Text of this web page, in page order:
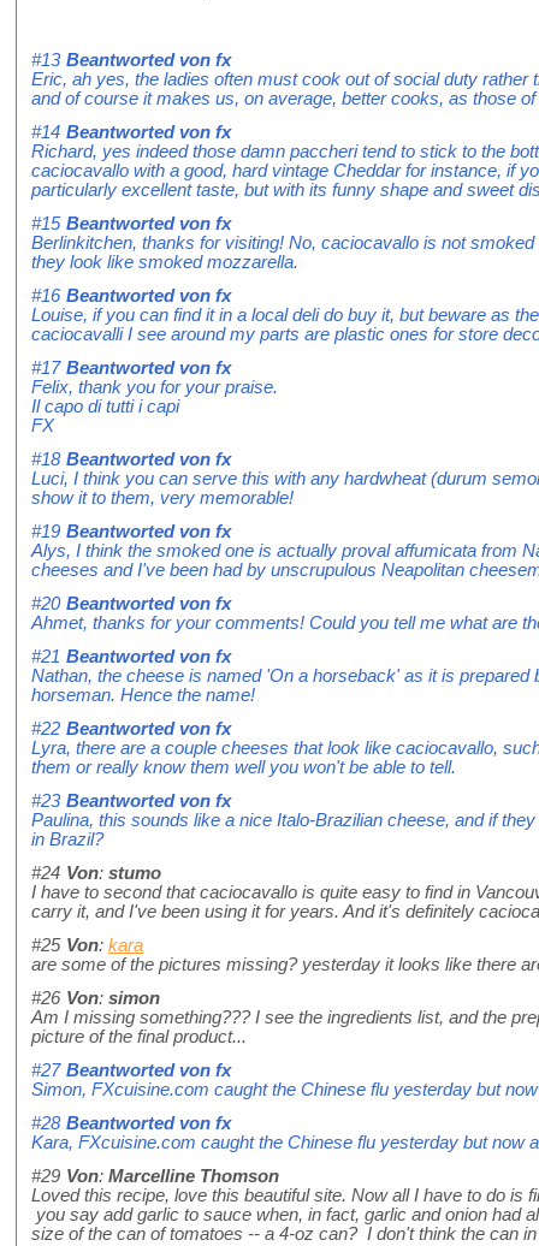
#13 Beantworted von fx
Eric, ah yes, the ladies often must cook out of social duty
and of course it makes us, on average, better cooks, as those
#14 Beantworted von fx
Richard, yes indeed those damn paccheri tend to stick to the
caciocavallo with a good, hard vintage Cheddar for instance, if
particularly excellent taste, but with its funny shape and sweet
#15 Beantworted von fx
Berlinkitchen, thanks for visiting! No, caciocavallo is not
they look like smoked mozzarella.
#16 Beantworted von fx
Louise, if you can find it in a local deli do buy it, but beware as
caciocavalli I see around my parts are plastic ones for store
#17 Beantworted von fx
Felix, thank you for your praise.
Il capo di tutti i capi
FX
#18 Beantworted von fx
Luci, I think you can serve this with any hardwheat (durum
show it to them, very memorable!
#19 Beantworted von fx
Alys, I think the smoked one is actually proval affumicata from
cheeses and I've been had by unscrupulous Neapolitan
#20 Beantworted von fx
Ahmet, thanks for your comments! Could you tell me what are
#21 Beantworted von fx
Nathan, the cheese is named 'On a horseback' as it is
horseman. Hence the name!
#22 Beantworted von fx
Lyra, there are a couple cheeses that look like caciocavallo,
them or really know them well you won't be able to tell.
#23 Beantworted von fx
Paulina, this sounds like a nice Italo-Brazilian cheese, and if
in Brazil?
#24 Von: stumo
I have to second that caciocavallo is quite easy to find in
carry it, and I've been using it for years. And it's definitely
#25 Von: kara
are some of the pictures missing? yesterday it looks like there
#26 Von: simon
Am I missing something??? I see the ingredients list, and the
picture of the final product...
#27 Beantworted von fx
Simon, FXcuisine.com caught the Chinese flu yesterday but
#28 Beantworted von fx
Kara, FXcuisine.com caught the Chinese flu yesterday but now
#29 Von: Marcelline Thomson
Loved this recipe, love this beautiful site. Now all I have to do
you say add garlic to sauce when, in fact, garlic and onion had
size of the can of tomatoes -- a 4-oz can? I don't think the can